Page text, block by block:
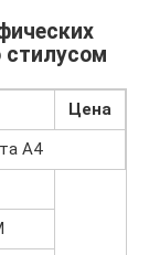
стилусом
Цена
А4